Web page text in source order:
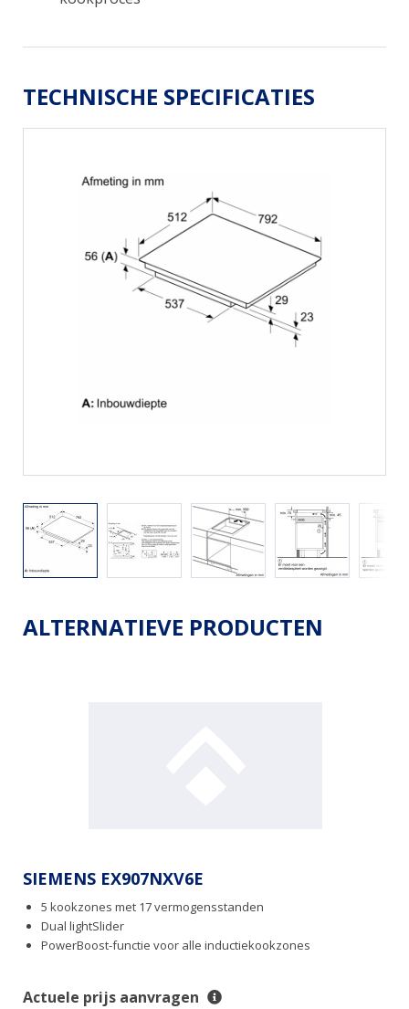
TECHNISCHE SPECIFICATIES
ALTERNATIEVE PRODUCTEN
SIEMENS EX907NXV6E
5 kookzones met 17 vermogensstanden
Dual lightSlider
PowerBoost-functie voor alle inductiekookzones
Actuele prijs aanvragen